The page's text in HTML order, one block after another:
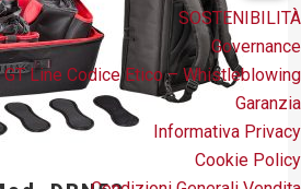
SOSTENIBILITÀ
Governance
GT Line Codice Etico – Whistleblowing
Garanzia
Informativa Privacy
Cookie Policy